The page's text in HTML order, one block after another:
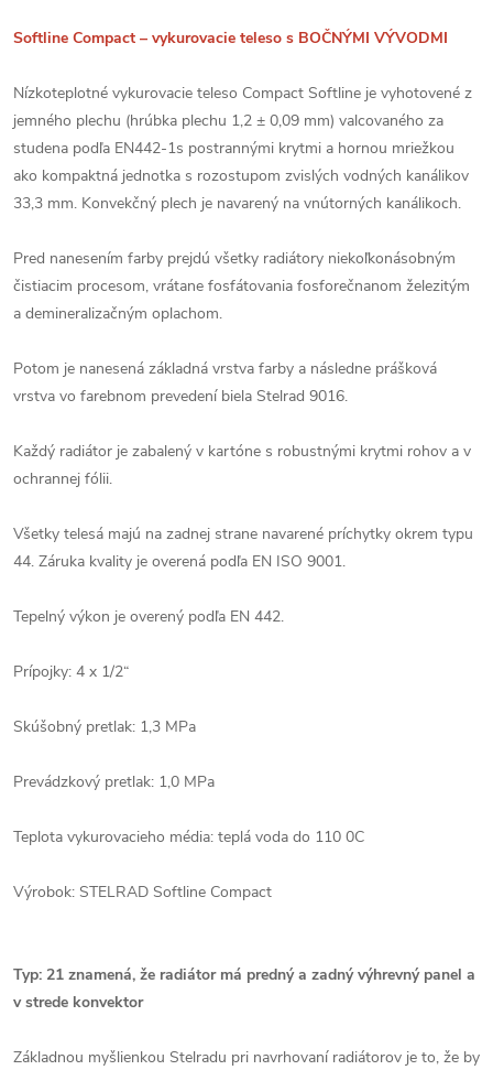
Softline Compact – vykurovacie teleso s BOČNÝMI VÝVODMI
Nízkoteplotné vykurovacie teleso Compact Softline je vyhotovené z
jemného plechu (hrúbka plechu 1,2 ± 0,09 mm) valcovaného za
studena podľa EN442-1s postrannými krytmi a hornou mriežkou
ako kompaktná jednotka s rozostupom zvislých vodných kanálikov
33,3 mm. Konvekčný plech je navarený na vnútorných kanálikoch.
Pred nanesením farby prejdú všetky radiátory niekoľkonásobným
čistiacim procesom, vrátane fosfátovania fosforečnanom železitým
a demineralizačným oplachom.
Potom je nanesená základná vrstva farby a následne prášková
vrstva vo farebnom prevedení biela Stelrad 9016.
Každý radiátor je zabalený v kartóne s robustnými krytmi rohov a v
ochrannej fólii.
Všetky telesá majú na zadnej strane navarené príchytky okrem typu
44. Záruka kvality je overená podľa EN ISO 9001.
Tepelný výkon je overený podľa EN 442.
Prípojky: 4 x 1/2“
Skúšobný pretlak: 1,3 MPa
Prevádzkový pretlak: 1,0 MPa
Teplota vykurovacieho média: teplá voda do 110 0C
Výrobok: STELRAD Softline Compact
Typ: 21 znamená, že radiátor má predný a zadný výhrevný panel a
v strede konvektor
Základnou myšlienkou Stelradu pri navrhovaní radiátorov je to, že by